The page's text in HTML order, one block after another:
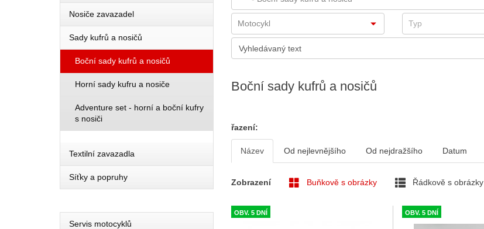
Boční sady kufrů a nosičů
řazení:
Název Od nejlevnějšího Od nejdražšího Datum
Zobrazení Buňkově s obrázky Řádkově s obrázky
OBV. 5 DNÍ OBV. 5 DNÍ
Nosiče zavazadel
Sady kufrů a nosičů
Boční sady kufrů a nosičů
Horní sady kufru a nosiče
Adventure set - horní a boční kufry
s nosiči
Textilní zavazadla
Síťky a popruhy
Servis motocyklů